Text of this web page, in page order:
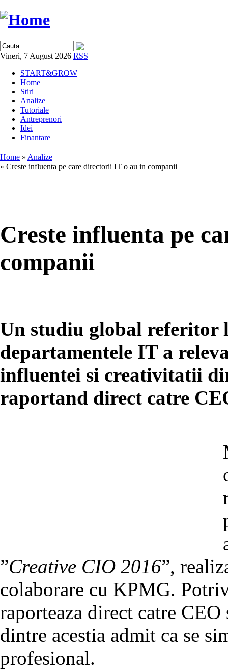
Vineri, 7 August 2026 RSS
START&GROW
Home
Stiri
Analize
Tutoriale
Antreprenori
Idei
Finantare
Home » Analize
» Creste influenta pe care directorii IT o au in companii
Creste influenta pe
companii
Un studiu global referitor
departamentele IT a
influentei si creativitatii
raportand direct catre
”Creative CIO 2016”,
colaborare cu KPMG.
raporteaza direct catre
dintre acestia admit ca se
profesional.